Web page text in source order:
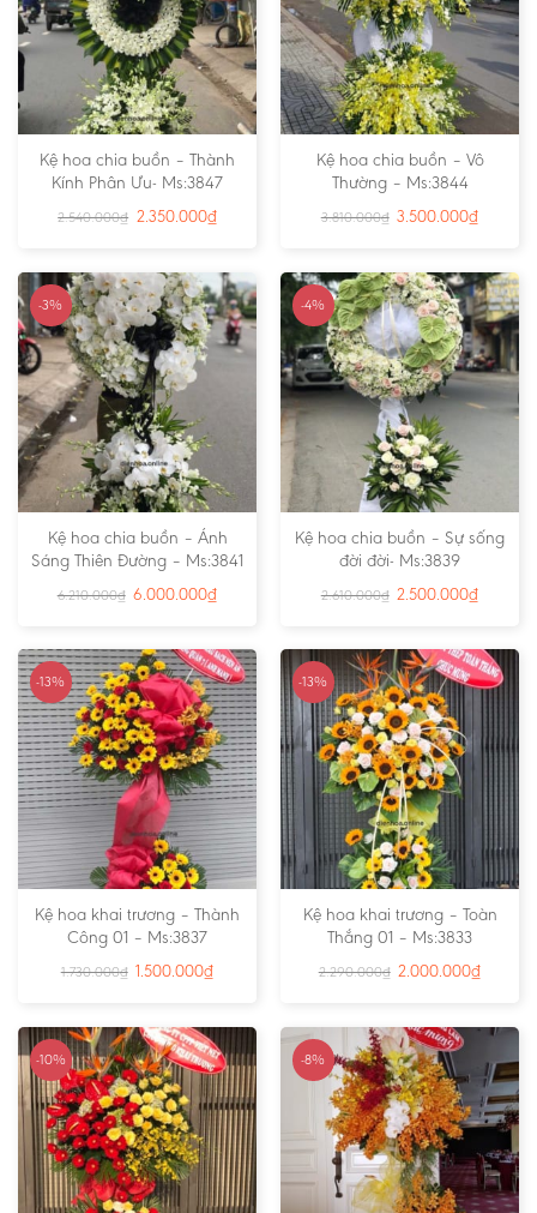
Kệ hoa chia buồn – Thành
Kính Phân Ưu- Ms:3847
2.540.000₫ 2.350.000₫
Kệ hoa chia buồn – Vô
Thường – Ms:3844
3.810.000₫ 3.500.000₫
-3%
Kệ hoa chia buồn – Ánh
Sáng Thiên Đường – Ms:3841
6.210.000₫ 6.000.000₫
-4%
Kệ hoa chia buồn – Sự sống
đời đời- Ms:3839
2.610.000₫ 2.500.000₫
-13%
Kệ hoa khai trương – Thành
Công 01 – Ms:3837
1.730.000₫ 1.500.000₫
-13%
Kệ hoa khai trương – Toàn
Thắng 01 – Ms:3833
2.290.000₫ 2.000.000₫
-10% -8%